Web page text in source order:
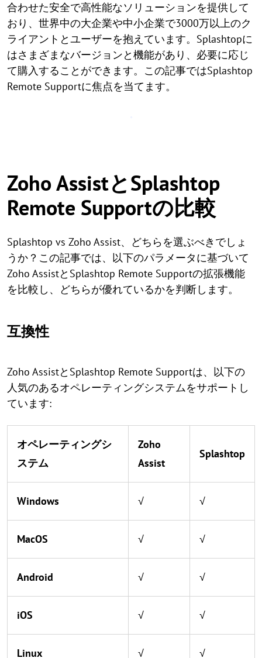
合わせた安全で高性能なソリューションを提供して
おり、世界中の大企業や中小企業で3000万以上のク
ライアントとユーザーを抱えています。Splashtopに
はさまざまなバージョンと機能があり、必要に応じ
て購入することができます。この記事ではSplashtop
Remote Supportに焦点を当てます。
Zoho AssistとSplashtop
Remote Supportの比較
Splashtop vs Zoho Assist、どちらを選ぶべきでしょ
うか？この記事では、以下のパラメータに基づいて
Zoho AssistとSplashtop Remote Supportの拡張機能
を比較し、どちらが優れているかを判断します。
互換性
Zoho AssistとSplashtop Remote Supportは、以下の
人気のあるオペレーティングシステムをサポートし
ています:
オペレーティングシ
ステム
Zoho
Assist
Splashtop
Windows √ √
MacOS √ √
Android √ √
iOS √ √
Linux √ √